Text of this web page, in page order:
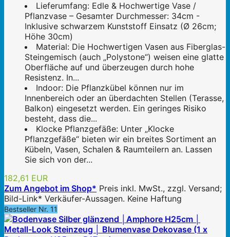
Lieferumfang: Edle & Hochwertige Vase /
Pflanzvase – Gesamter Durchmesser: 34cm -
Inklusive schwarzem Kunststoff Einsatz (Ø 26cm;
Höhe 30cm)
Material: Die Hochwertigen Vasen aus Fiberglas-
Steingemisch (auch „Polystone“) weisen eine glatte
Oberfläche auf und überzeugen durch hohe
Resistenz. In...
Indoor: Die Pflanzkübel können nur im
Innenbereich oder an überdachten Stellen (Terasse,
Balkon) eingesetzt werden. Ein geringes Risiko
besteht, dass die...
Klocke Pflanzgefäße: Unter „Klocke
Pflanzgefäße“ bieten wir ein breites Sortiment an
Kübeln, Vasen, Schalen & Raumteilern an. Lassen
Sie sich von der...
182,61 EUR
Zum Angebot im Shop* Preis inkl. MwSt., zzgl. Versand;
Bild-Link* Verkäufer-Aussagen. Keine Haftung
Bestseller Nr. 11